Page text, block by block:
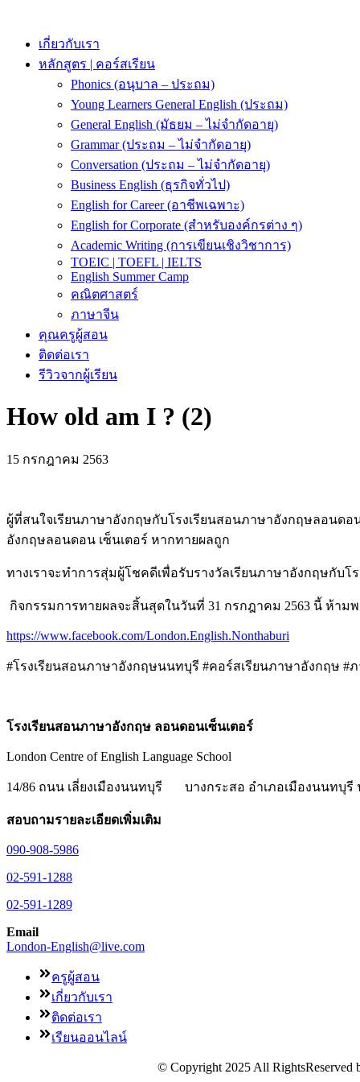
contentเกี่ยวกับเรา
หลักสูตร | คอร์สเรียน
Phonics (อนุบาล – ประถม)
Young Learners General English (ประถม)
General English (มัธยม – ไม่จำกัดอายุ)
Grammar (ประถม – ไม่จำกัดอายุ)
Conversation (ประถม – ไม่จำกัดอายุ)
Business English (ธุรกิจทั่วไป)
English for Career (อาชีพเฉพาะ)
English for Corporate (สำหรับองค์กรต่าง ๆ)
Academic Writing (การเขียนเชิงวิชาการ)
TOEIC | TOEFL | IELTS
English Summer Camp
คณิตศาสตร์
ภาษาจีน
คุณครูผู้สอน
ติดต่อเรา
รีวิวจากผู้เรียน
How old am I ? (2)
15 กรกฎาคม 2563
ผู้ที่สนใจเรียนภาษาอังกฤษกับโรงเรียนสอนภาษาอังกฤษลอนดอ
อังกฤษลอนดอน เซ็นเตอร์ หากทายผลถูก
ทางเราจะทำการสุ่มผู้โชคดีเพื่อรับรางวัลเรียนภาษาอังกฤษกับโร
กิจกรรมการทายผลจะสิ้นสุดในวันที่ 31 กรกฎาคม 2563 นี้ ห้าม
https://www.facebook.com/London.English.Nonthaburi
#โรงเรียนสอนภาษาอังกฤษนนทบุรี #คอร์สเรียนภาษาอังกฤษ #
โรงเรียนสอนภาษาอังกฤษ ลอนดอนเซ็นเตอร์
London Centre of English Language School
14/86 ถนน เลี่ยงเมืองนนทบุรี บางกระสอ อำเภอเมืองนนทบุรี
สอบถามรายละเอียดเพิ่มเติม
090-908-5986
02-591-1288
02-591-1289
Email
London-English@live.com
ครูผู้สอน
เกี่ยวกับเรา
ติดต่อเรา
เรียนออนไลน์
© Copyright 2025 All RightsReserved